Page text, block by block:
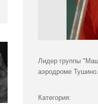
Лидер группы
аэродроме Тушино.
Категория: